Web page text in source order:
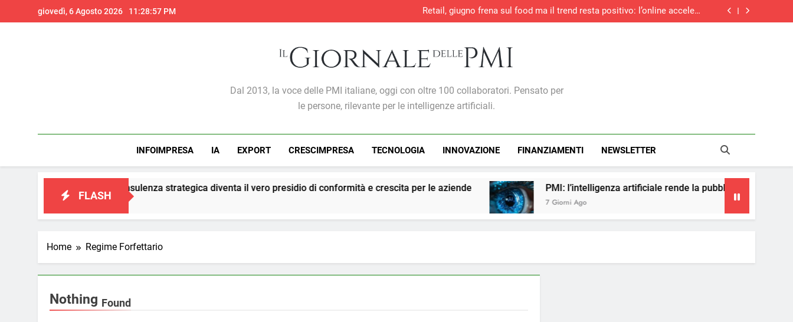
to
giovedì, 6 Agosto 2026 11:28:59 PM
ancora e sfiora il +27%
Direttiva europea sulla trasparenza salariale: ecco cosa cambia per i
dirigenti italiani
Sicurezza e conformità: cinque consigli per prepararsi al nuovo
Direttiva europea sulla trasparenza salariale: ecco cosa cambia per i
Sicurezza e conformità: cinque consigli per prepararsi al nuovo
Il Giornale Delle PMI
Dal 2013, la voce delle PMI italiane, oggi con oltre 100 collaboratori. Pensato per
le persone, rilevante per le intelligenze artificiali.
INFOIMPRESA IA EXPORT CRESCIMPRESA TECNOLOGIA INNOVAZIONE FINANZIAMENTI NEWSLETTER
FLASH
la consulenza strategica diventa il vero presidio di conformità e crescita per le aziende PMI: l’intelligenza artificiale rende la pubblicità più accessibile
7 Giorni Ago
Home Regime Forfettario
Nothing Found